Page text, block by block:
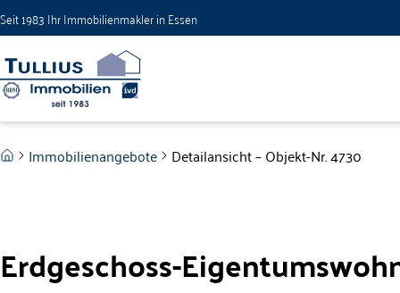
Zum Hauptinhalt springen
Zum Fuß springen
Seit 1983 Ihr Immobilienmakler in Essen
Immobilienangebote Detailansicht – Objekt-Nr. 4730
Erdgeschoss-